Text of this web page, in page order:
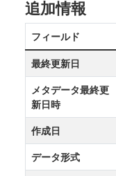
追加情報
フィールド
最終更新日
メタデータ最終更
新日時
作成日
データ形式